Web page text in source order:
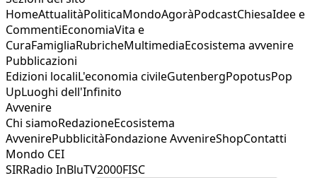
HomeAttualitàPoliticaMondoAgoràPodcastChiesaIdee e
CommentiEconomiaVita e
CuraFamigliaRubricheMultimediaEcosistema avvenire
Pubblicazioni
Edizioni localiL'economia civileGutenbergPopotusPop
UpLuoghi dell'Infinito
Avvenire
Chi siamoRedazioneEcosistema
AvvenirePubblicitàFondazione AvvenireShopContatti
Mondo CEI
SIRRadio InBluTV2000FISC